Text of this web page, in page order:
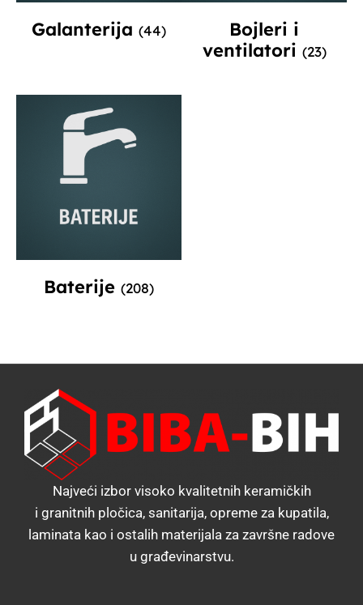
Galanterija (44)
Bojleri i
ventilatori (23)
Baterije (208)
Najveći izbor visoko kvalitetnih keramičkih
i granitnih pločica, sanitarija, opreme za kupatila,
laminata kao i ostalih materijala za završne radove
u građevinarstvu.